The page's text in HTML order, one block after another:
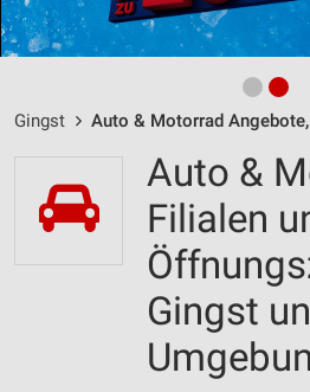
Gingst Auto & Motorrad
Auto &
Filialen
Gingst